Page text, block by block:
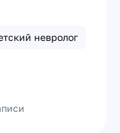
невролог